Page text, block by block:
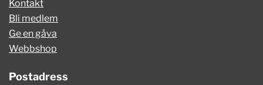
Kontakt
Bli medlem
Ge en gåva
Webbshop
Postadress